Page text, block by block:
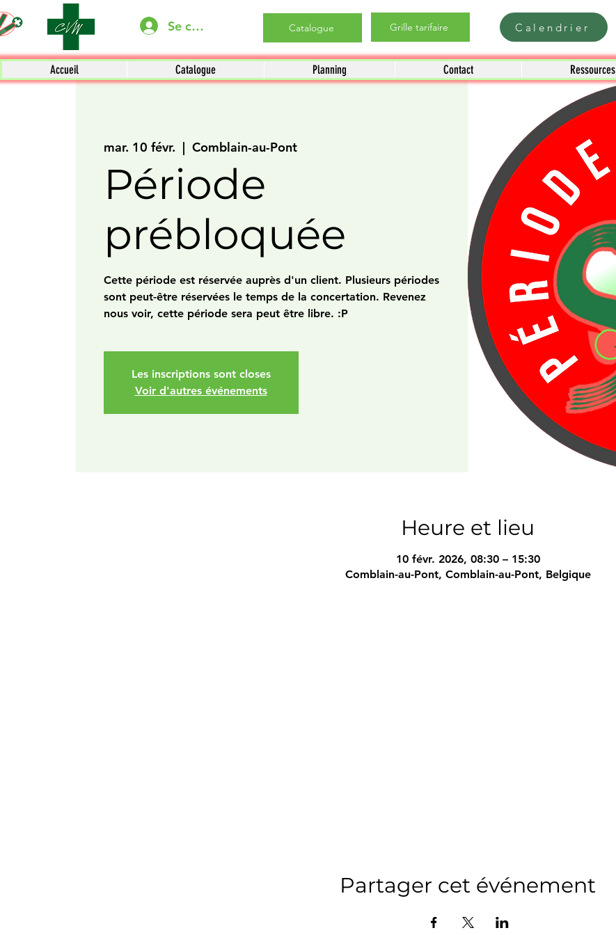
Se connecter Catalogue Grille tarifaire Calendrier
Accueil Catalogue Planning Contact Ressources
mar. 10 févr.
  |
Comblain-au-Pont
Période
prébloquée
Cette période est réservée auprès d'un client. Plusieurs périodes
sont peut-être réservées le temps de la concertation. Revenez
nous voir, cette période sera peut être libre. :P
Les inscriptions sont closes
Voir d'autres événements
Heure et lieu
10 févr. 2026, 08:30 – 15:30
Comblain-au-Pont, Comblain-au-Pont, Belgique
Partager cet événement